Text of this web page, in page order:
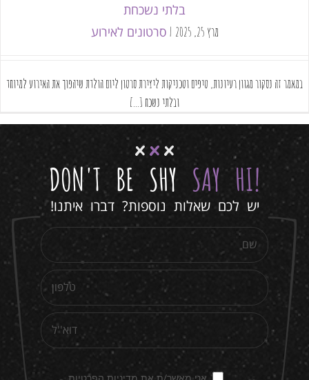
בלתי נשכחת
מרץ 25, 2025 | סרטונים לאירוע
במאמר זה נסקור מגוון רעיונות, טיפים וטכניקות ליצירת סרטון ליום הולדת שיהפוך את האירוע למיוחד
ובלתי נשכח [...]
!
DON'T BE SHY SAY HI
יש לכם שאלות נוספות? דברו איתנו!
אני מאשר/ת את מדיניות הפרטיות